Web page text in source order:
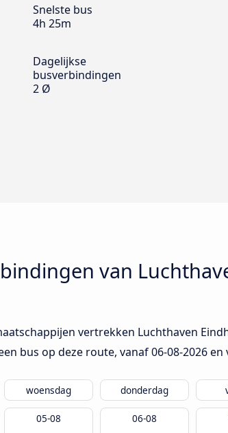
Snelste bus
4h 25m
Dagelijkse
busverbindingen
2 Ø
van
vertrekken Luchthaven
bus op deze route, vanaf06-08-2026en
woensdag donderdag
05-08 06-08